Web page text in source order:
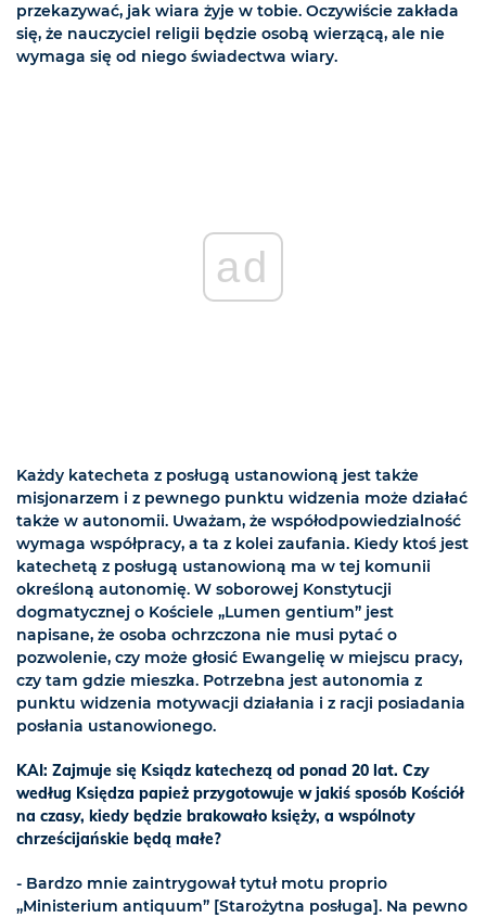
przekazywać, jak wiara żyje w tobie. Oczywiście zakłada
się, że nauczyciel religii będzie osobą wierzącą, ale nie
wymaga się od niego świadectwa wiary.
ad
Każdy katecheta z posługą ustanowioną jest także
misjonarzem i z pewnego punktu widzenia może działać
także w autonomii. Uważam, że współodpowiedzialność
wymaga współpracy, a ta z kolei zaufania. Kiedy ktoś jest
katechetą z posługą ustanowioną ma w tej komunii
określoną autonomię. W soborowej Konstytucji
dogmatycznej o Kościele „Lumen gentium” jest
napisane, że osoba ochrzczona nie musi pytać o
pozwolenie, czy może głosić Ewangelię w miejscu pracy,
czy tam gdzie mieszka. Potrzebna jest autonomia z
punktu widzenia motywacji działania i z racji posiadania
posłania ustanowionego.
KAI: Zajmuje się Ksiądz katechezą od ponad 20 lat. Czy
według Księdza papież przygotowuje w jakiś sposób Kościół
na czasy, kiedy będzie brakowało księży, a wspólnoty
chrześcijańskie będą małe?
- Bardzo mnie zaintrygował tytuł motu proprio
„Ministerium antiquum” [Starożytna posługa]. Na pewno